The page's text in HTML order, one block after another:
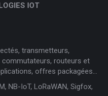
IOT
transmetteurs,
routeurs et
offres packagées…
NB-IoT, LoRaWAN, Sigfox,